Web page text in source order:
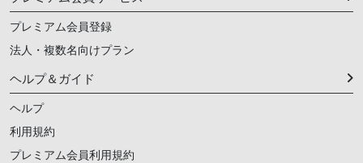
プレミアム会員登録
法人・複数名向けプラン
ヘルプ＆ガイド
ヘルプ
利用規約
プレミアム会員利用規約